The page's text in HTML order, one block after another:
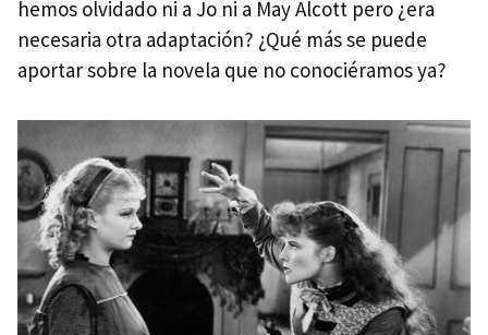
hemos olvidado ni a Jo ni a May Alcott pero ¿era
necesaria otra adaptación? ¿Qué más se puede
aportar sobre la novela que no conociéramos ya?